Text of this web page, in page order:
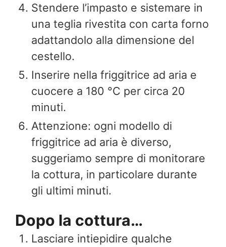
Stendere l’impasto e sistemare in
una teglia rivestita con carta forno
adattandolo alla dimensione del
cestello.
Inserire nella friggitrice ad aria e
cuocere a 180 °C per circa 20
minuti.
Attenzione: ogni modello di
friggitrice ad aria è diverso,
suggeriamo sempre di monitorare
la cottura, in particolare durante
gli ultimi minuti.
Dopo la cottura…
Lasciare intiepidire qualche